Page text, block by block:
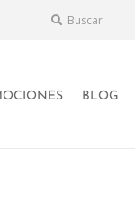
Buscar
BLOG